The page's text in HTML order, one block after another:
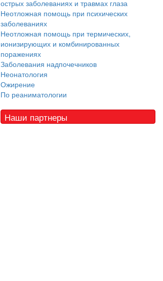
острых заболеваниях и травмах глаза
Неотложная помощь при психических
заболеваниях
Неотложная помощь при термических,
ионизирующих и комбинированных
поражениях
Заболевания надпочечников
Неонатология
Ожирение
По реаниматологии
Наши партнеры